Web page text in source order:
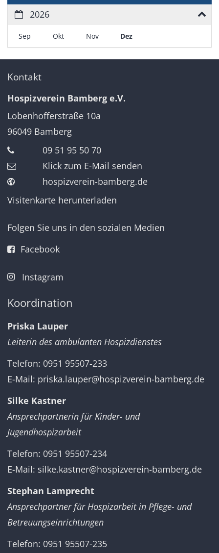
2026
Sep Okt Nov Dez
Kontakt
Hospizverein Bamberg e.V.
Lobenhofferstraße 10a
96049 Bamberg
09 51 95 50 70
Klick zum E-Mail senden
hospizverein-bamberg.de
Visitenkarte herunterladen
Folgen Sie uns in den sozialen Medien
Facebook
Instagram
Koordination
Priska Lauper
Leiterin des ambulanten Hospizdienstes
Telefon: 0951 95507-233
E-Mail: priska.lauper@hospizverein-bamberg.de
Silke Kastner
Ansprechpartnerin für Kinder- und
Jugendhospizarbeit
Telefon: 0951 95507-234
E-Mail: silke.kastner@hospizverein-bamberg.de
Stephan Lamprecht
Ansprechpartner für Hospizarbeit in Pflege- und
Betreuungseinrichtungen
Telefon: 0951 95507-235